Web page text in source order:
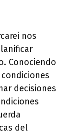
nos
Conociendo
decisiones
del